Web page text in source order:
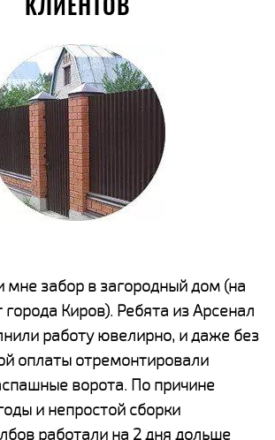
КЛИЕНТОВ
мне забор в загородный дом (на
Киров). Ребята из Арсенал
работу ювелирно, и даже без
оплаты отремонтировали
ворота. По причине
и непростой сборки
работали на 2 дня дольше